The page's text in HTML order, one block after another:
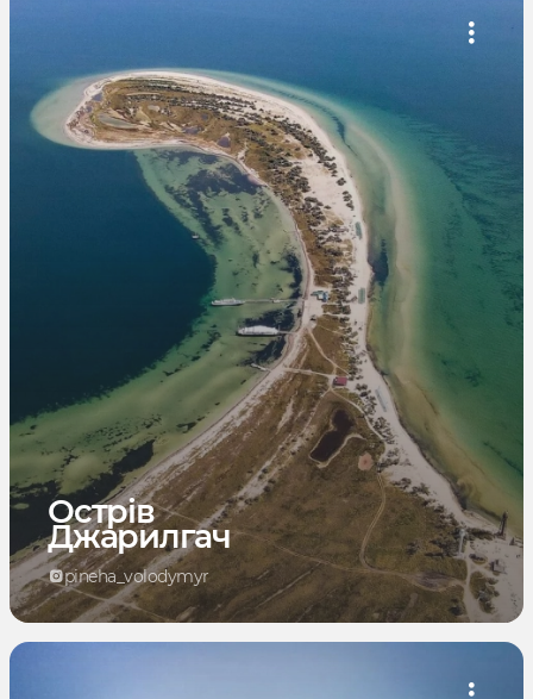
Острів
Джарилгач
pineha_volodymyr